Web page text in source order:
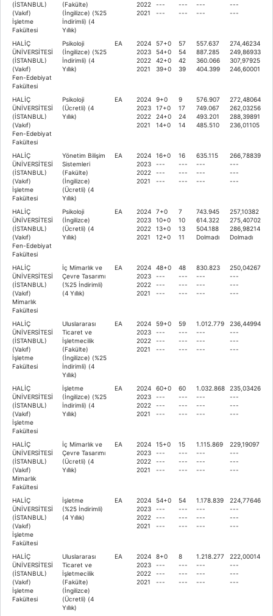
(İSTANBUL)
(Vakıf)
İşletme
Fakültesi
(Fakülte)
(İngilizce) (%25
İndirimli) (4
Yıllık)
2022
2021
---
---
---
---
---
---
---
---
HALİÇ
ÜNİVERSİTESİ
(İSTANBUL)
(Vakıf)
Fen-Edebiyat
Fakültesi
Psikoloji
(İngilizce) (%25
İndirimli) (4
Yıllık)
EA
2024
2023
2022
2021
57+0
54+0
42+0
39+0
57
54
42
39
557.637
887.285
360.066
404.399
274,46234
249,86933
307,97925
246,60001
HALİÇ
ÜNİVERSİTESİ
(İSTANBUL)
(Vakıf)
Fen-Edebiyat
Fakültesi
Psikoloji
(Ücretli) (4
Yıllık)
EA
2024
2023
2022
2021
9+0
17+0
24+0
14+0
9
17
24
14
576.907
749.067
493.201
485.510
272,48064
262,03256
288,39891
236,01105
HALİÇ
ÜNİVERSİTESİ
(İSTANBUL)
(Vakıf)
İşletme
Fakültesi
Yönetim Bilişim
Sistemleri
(Fakülte)
(İngilizce)
(Ücretli) (4
Yıllık)
EA
2024
2023
2022
2021
16+0
---
---
---
16
---
---
---
635.115
---
---
---
266,78839
---
---
---
HALİÇ
ÜNİVERSİTESİ
(İSTANBUL)
(Vakıf)
Fen-Edebiyat
Fakültesi
Psikoloji
(İngilizce)
(Ücretli) (4
Yıllık)
EA
2024
2023
2022
2021
7+0
10+0
13+0
12+0
7
10
13
11
743.945
614.322
504.188
Dolmadı
257,10382
275,40702
286,98214
Dolmadı
HALİÇ
ÜNİVERSİTESİ
(İSTANBUL)
(Vakıf)
Mimarlık
Fakültesi
İç Mimarlık ve
Çevre Tasarımı
(%25 İndirimli)
(4 Yıllık)
EA
2024
2023
2022
2021
48+0
---
---
---
48
---
---
---
830.823
---
---
---
250,04267
---
---
---
HALİÇ
ÜNİVERSİTESİ
(İSTANBUL)
(Vakıf)
İşletme
Fakültesi
Uluslararası
Ticaret ve
İşletmecilik
(Fakülte)
(İngilizce) (%25
İndirimli) (4
Yıllık)
EA
2024
2023
2022
2021
59+0
---
---
---
59
---
---
---
1.012.779
---
---
---
236,44994
---
---
---
HALİÇ
ÜNİVERSİTESİ
(İSTANBUL)
(Vakıf)
İşletme
Fakültesi
İşletme
(İngilizce) (%25
İndirimli) (4
Yıllık)
EA
2024
2023
2022
2021
60+0
---
---
---
60
---
---
---
1.032.868
---
---
---
235,03426
---
---
---
HALİÇ
ÜNİVERSİTESİ
(İSTANBUL)
(Vakıf)
Mimarlık
Fakültesi
İç Mimarlık ve
Çevre Tasarımı
(Ücretli) (4
Yıllık)
EA
2024
2023
2022
2021
15+0
---
---
---
15
---
---
---
1.115.869
---
---
---
229,19097
---
---
---
HALİÇ
ÜNİVERSİTESİ
(İSTANBUL)
(Vakıf)
İşletme
Fakültesi
İşletme
(%25 İndirimli)
(4 Yıllık)
EA
2024
2023
2022
2021
54+0
---
---
---
54
---
---
---
1.178.839
---
---
---
224,77646
---
---
---
HALİÇ
ÜNİVERSİTESİ
(İSTANBUL)
(Vakıf)
İşletme
Fakültesi
Uluslararası
Ticaret ve
İşletmecilik
(Fakülte)
(İngilizce)
(Ücretli) (4
Yıllık)
EA
2024
2023
2022
2021
8+0
---
---
---
8
---
---
---
1.218.277
---
---
---
222,00014
---
---
---